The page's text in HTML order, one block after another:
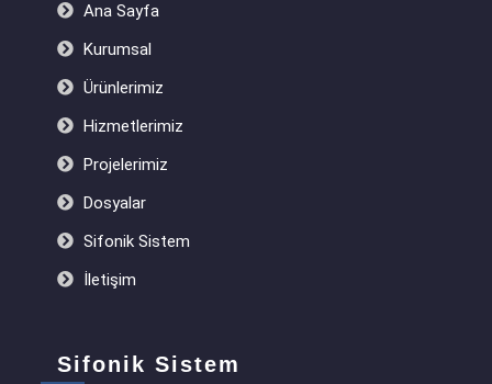
Ana Sayfa
Kurumsal
Ürünlerimiz
Hizmetlerimiz
Projelerimiz
Dosyalar
Sifonik Sistem
İletişim
Sifonik Sistem